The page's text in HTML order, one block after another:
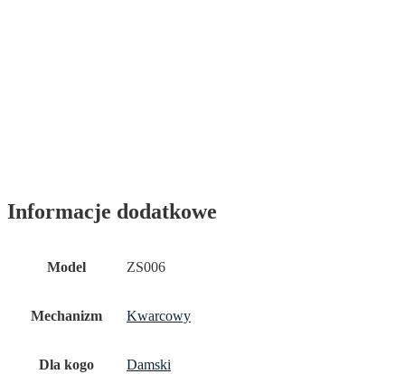
Informacje dodatkowe
Model ZS006
Mechanizm Kwarcowy
Dla kogo Damski